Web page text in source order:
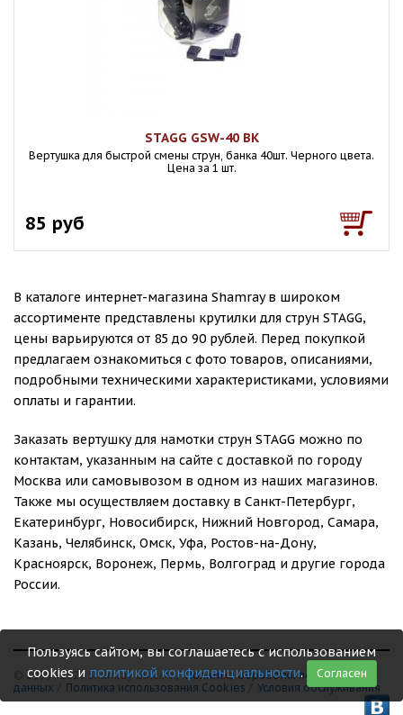
STAGG GSW-40 BK
Вертушка для быстрой смены струн, банка 40шт. Черного цвета.
Цена за 1 шт.
85 руб
В каталоге интернет-магазина Shamray в широком
ассортименте представлены крутилки для струн STAGG,
цены варьируются от 85 до 90 рублей. Перед покупкой
предлагаем ознакомиться с фото товаров, описаниями,
подробными техническими характеристиками, условиями
оплаты и гарантии.
Заказать вертушку для намотки струн STAGG можно по
контактам, указанным на сайте с доставкой по городу
Москва или самовывозом в одном из наших магазинов.
Также мы осуществляем доставку в Санкт-Петербург,
Екатеринбург, Новосибирск, Нижний Новгород, Самара,
Казань, Челябинск, Омск, Уфа, Ростов-на-Дону,
Красноярск, Воронеж, Пермь, Волгоград и другие города
России.
© 1999 - 2026 Shamray Guitars /Политика обработки персональных
данных
Политика использования Сookies Условия обслуживания
Пользуясь сайтом, вы соглашаетесь с использованием
cookies и политикой конфиденциальности. Согласен